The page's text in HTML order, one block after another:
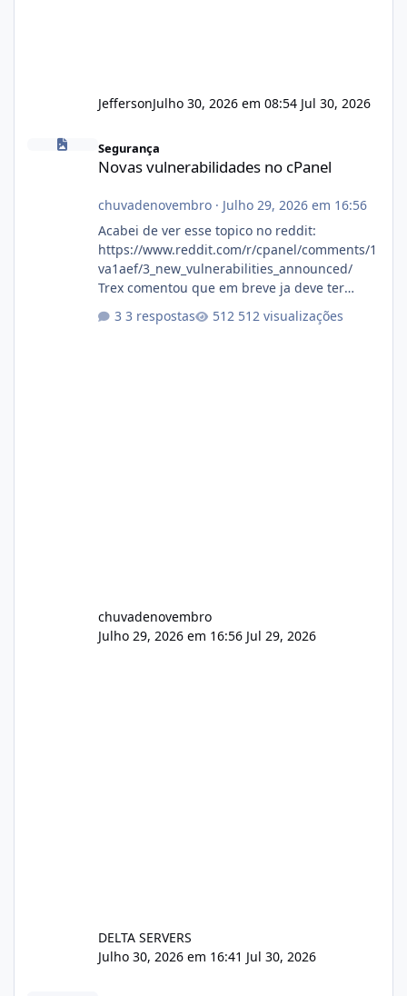
JeffersonJulho 30, 2026 em 08:54 Jul 30, 2026
Segurança
Novas vulnerabilidades no cPanel
chuvadenovembro· Julho 29, 2026 em 16:56
Acabei de ver esse topico no reddit:
https://www.reddit.com/r/cpanel/comments/1
va1aef/3_new_vulnerabilities_announced/
Trex comentou que em breve ja deve ter
3 respostas 512 visualizações
chuvadenovembro
Julho 29, 2026 em 16:56 Jul 29, 2026
DELTA SERVERS
Julho 30, 2026 em 16:41 Jul 30, 2026